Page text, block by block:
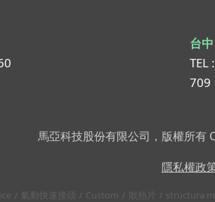
台
TEL
709
馬亞科技股份有限公司，版權所有
隱私權政
氣動快速接頭 Custom 散熱片 structura